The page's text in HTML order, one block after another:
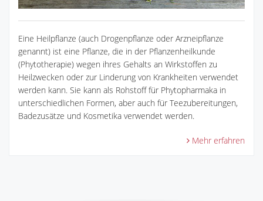
Eine Heilpflanze (auch Drogenpflanze oder Arzneipflanze
genannt) ist eine Pflanze, die in der Pflanzenheilkunde
(Phytotherapie) wegen ihres Gehalts an Wirkstoffen zu
Heilzwecken oder zur Linderung von Krankheiten verwendet
werden kann. Sie kann als Rohstoff für Phytopharmaka in
unterschiedlichen Formen, aber auch für Teezubereitungen,
Badezusätze und Kosmetika verwendet werden.
Mehr erfahren